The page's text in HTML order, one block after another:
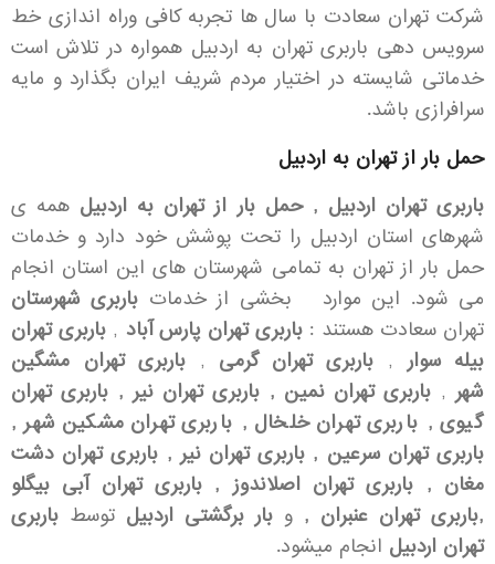
شرکت تهران سعادت با سال ها تجربه کافی وراه اندازی خط
سرویس دهی باربری تهران به اردبیل همواره در تلاش است
خدماتی شایسته در اختیار مردم شریف ایران بگذارد و مایه
سرافرازی باشد.
حمل بار از تهران به اردبیل
باربری تهران اردبیل , حمل بار از تهران به اردبیل همه ی
شهرهای استان اردبیل را تحت پوشش خود دارد و خدمات
حمل بار از تهران به تمامی شهرستان های این استان انجام
می شود. این موارد بخشی از خدمات باربری شهرستان
تهران سعادت هستند : باربری تهران پارس آباد , باربری تهران
بیله سوار , باربری تهران گرمی , باربری تهران مشگین
شهر , باربری تهران نمین , باربری تهران نیر , باربری تهران
گیوی , باربری تهران خلخال , باربری تهران مشکین شهر ,
باربری تهران سرعین , باربری تهران نیر , باربری تهران دشت
مغان , باربری تهران اصلاندوز , باربری تهران آبی بیگلو
,باربری تهران عنبران , و بار برگشتی اردبیل توسط باربری
تهران اردبیل انجام میشود.